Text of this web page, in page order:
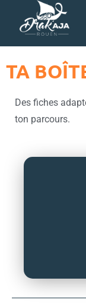
TA
Des fiches
ton parcours.